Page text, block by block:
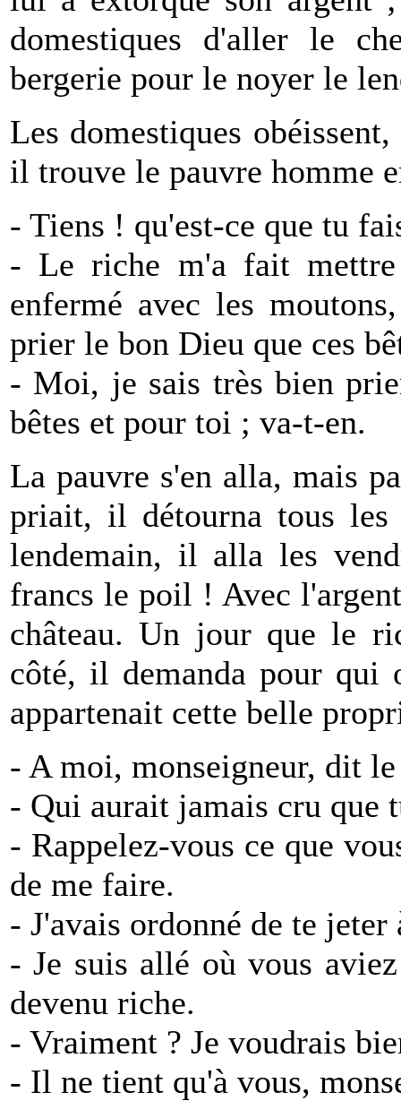
domestiques d'aller le
bergerie pour le noyer le
Les domestiques
il trouve le pauvre homme
- Tiens ! qu'est-ce que tu
- Le riche m'a fait
enfermé avec les
prier le bon Dieu que ces
- Moi, je sais très bien
bêtes et pour toi ; va-t-en.
La pauvre s'en alla, mais
priait, il détourna tous
lendemain, il alla les
francs le poil ! Avec
château. Un jour que le
côté, il demanda pour qui
appartenait cette belle
- A moi, monseigneur, dit
- Qui aurait jamais cru que
- Rappelez-vous ce que
de me faire.
- J'avais ordonné de te jeter
- Je suis allé où vous
devenu riche.
- Vraiment ? Je voudrais
- Il ne tient qu'à vous,